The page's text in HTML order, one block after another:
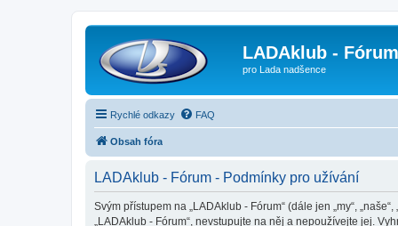
LADAklub - Fórum
pro Lada nadšence
Rychlé odkazy FAQ
Obsah fóra
LADAklub - Fórum - Podmínky pro užívání
Svým přístupem na „LADAklub - Fórum“ (dále jen „my“,
„LADAklub - Fórum“, nevstupujte na něj a nepoužívejte jej.